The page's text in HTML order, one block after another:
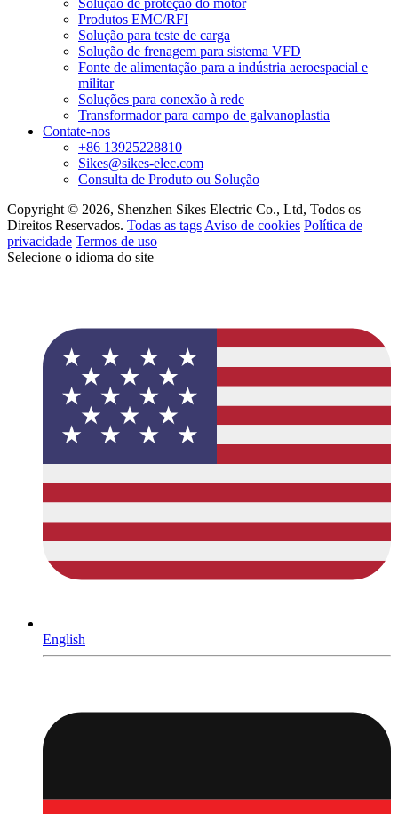
Solução de proteção do motor
Produtos EMC/RFI
Solução para teste de carga
Solução de frenagem para sistema VFD
Fonte de alimentação para a indústria aeroespacial e
militar
Soluções para conexão à rede
Transformador para campo de galvanoplastia
Contate-nos
+86 13925228810
Sikes@sikes-elec.com
Consulta de Produto ou Solução
Copyright © 2026, Shenzhen Sikes Electric Co., Ltd, Todos os
Direitos Reservados. Todas as tags Aviso de cookies Política de
privacidade Termos de uso
Selecione o idioma do site
English